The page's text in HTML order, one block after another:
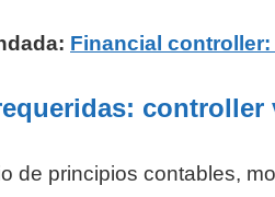
Financial
controller
de principios contables,